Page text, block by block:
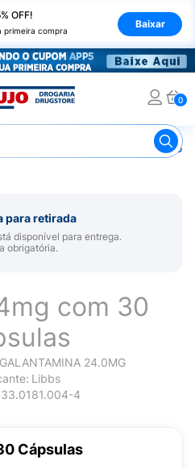
OFF!
primeira compra
Baixar
0
Remédio para Sistema Nervoso
para retirada
disponível para entrega.
obrigatória.
com 30
24.0MG
Libbs
4
Cápsulas